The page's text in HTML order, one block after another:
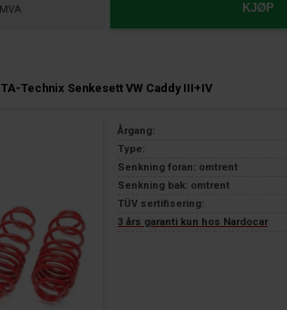
KJØP
TA-Technix Senkesett VW Caddy III+IV
Årgang:
Type:
Senkning foran: omtrent
Senkning bak: omtrent
TÜV sertifisering:
3 års garanti kun hos Nardocar